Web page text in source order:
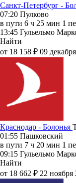
Санкт-Петербург -
07:20 Пулково
в пути 6 ч 25 мин 1
13:45 Гульельмо
Найти
от 18 158 ₽ 09
Краснодар - Болонья
01:55 Пашковский
в пути 7 ч 20 мин 1
09:15 Гульельмо
Найти
от 18 662 ₽ 22 ноября